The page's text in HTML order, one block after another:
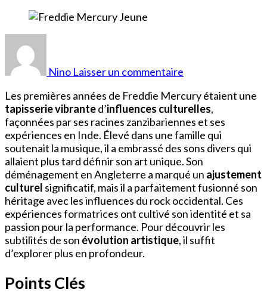
Nino Laisser un commentaire
Jeune
Les premières années de Freddie Mercury étaient une
tapisserie vibranted’influences culturelles,
façonnées par ses racines zanzibariennes et ses
expériences en Inde. Élevé dans une famille qui
soutenait la musique, il a embrassé des sons divers qui
allaient plus tard définir son art unique. Son
déménagement en Angleterre a marqué un ajustement
culturel significatif, mais il a parfaitement fusionné son
héritage avec les influences du rock occidental. Ces
expériences formatrices ont cultivé son identité et sa
passion pour la performance. Pour découvrir les
subtilités de son évolution artistique, il suffit
d’explorer plus en profondeur.
Points Clés